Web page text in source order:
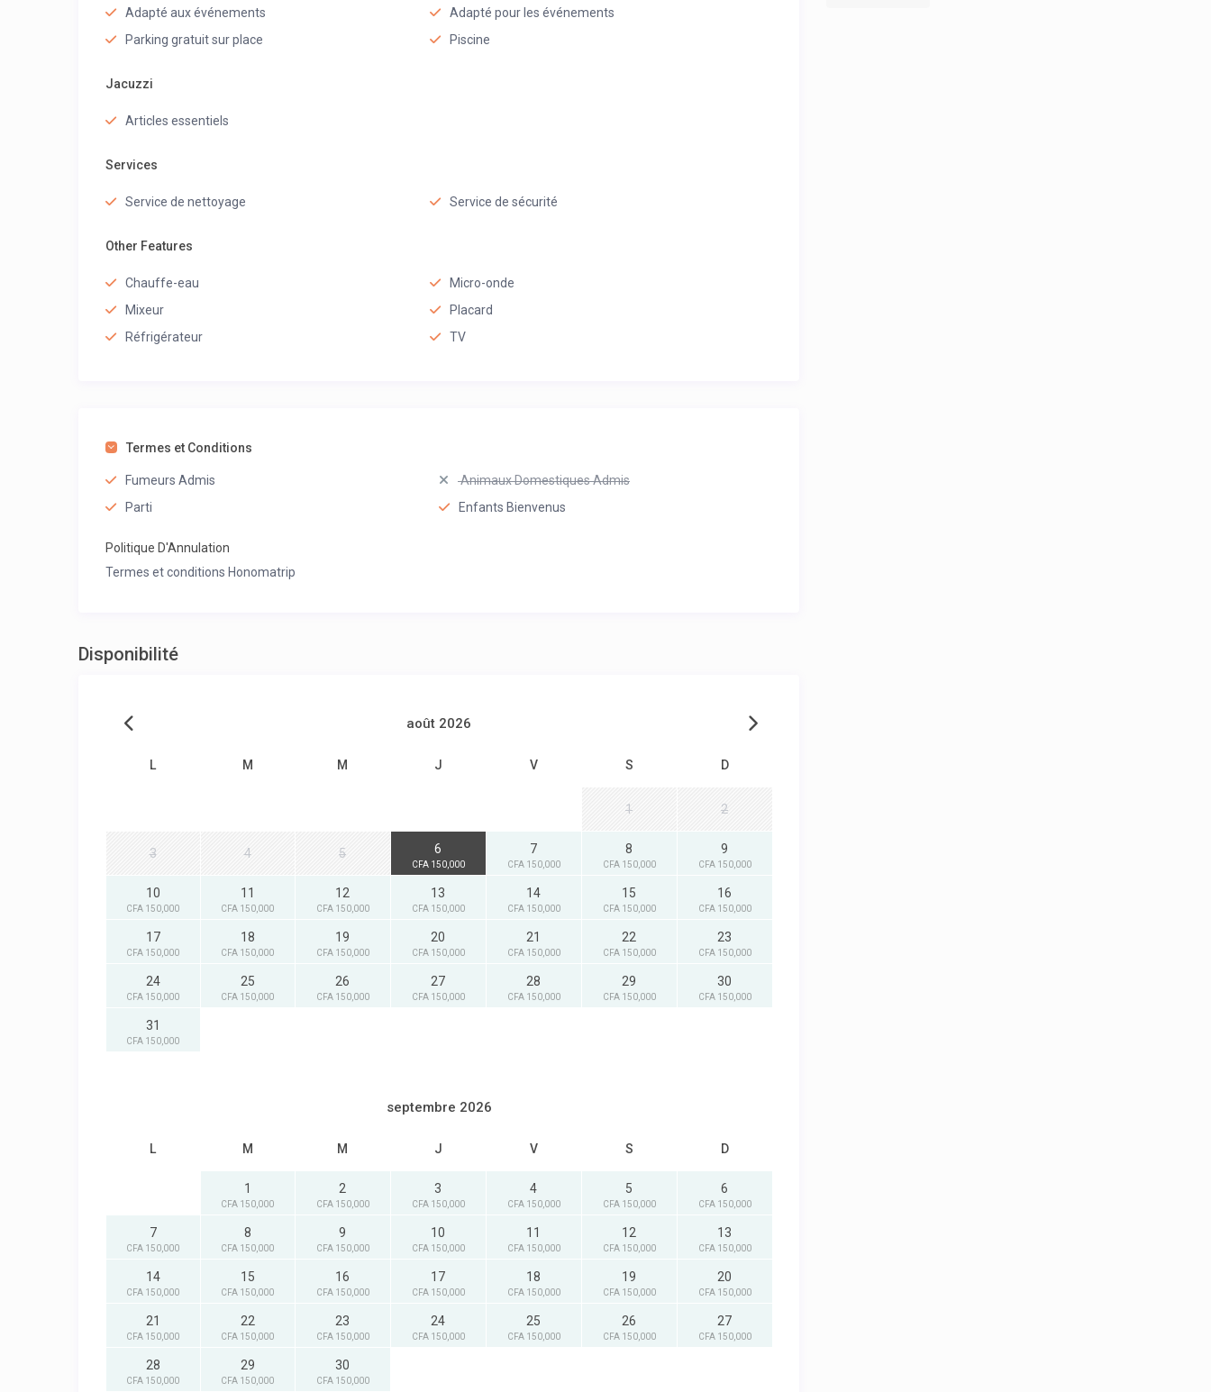
Adapté aux événements
Adapté pour les événements
Parking gratuit sur place
Piscine
Jacuzzi
Articles essentiels
Services
Service de nettoyage Service de sécurité
Other Features
Chauffe-eau
Micro-onde
Mixeur
Placard
Réfrigérateur
TV
Termes et Conditions
Fumeurs Admis
Animaux Domestiques Admis
Parti
Enfants Bienvenus
Politique D'Annulation
Termes et conditions Honomatrip
Disponibilité
août 2026
L M M J V S D
1 2
3 4 5 6
CFA 150,000
7
CFA 150,000
8
CFA 150,000
9
CFA 150,000
10
CFA 150,000
11
CFA 150,000
12
CFA 150,000
13
CFA 150,000
14
CFA 150,000
15
CFA 150,000
16
CFA 150,000
17
CFA 150,000
18
CFA 150,000
19
CFA 150,000
20
CFA 150,000
21
CFA 150,000
22
CFA 150,000
23
CFA 150,000
24
CFA 150,000
25
CFA 150,000
26
CFA 150,000
27
CFA 150,000
28
CFA 150,000
29
CFA 150,000
30
CFA 150,000
31
CFA 150,000
septembre 2026
L M M J V S D
1
CFA 150,000
2
CFA 150,000
3
CFA 150,000
4
CFA 150,000
5
CFA 150,000
6
CFA 150,000
7
CFA 150,000
8
CFA 150,000
9
CFA 150,000
10
CFA 150,000
11
CFA 150,000
12
CFA 150,000
13
CFA 150,000
14
CFA 150,000
15
CFA 150,000
16
CFA 150,000
17
CFA 150,000
18
CFA 150,000
19
CFA 150,000
20
CFA 150,000
21
CFA 150,000
22
CFA 150,000
23
CFA 150,000
24
CFA 150,000
25
CFA 150,000
26
CFA 150,000
27
CFA 150,000
28
CFA 150,000
29
CFA 150,000
30
CFA 150,000